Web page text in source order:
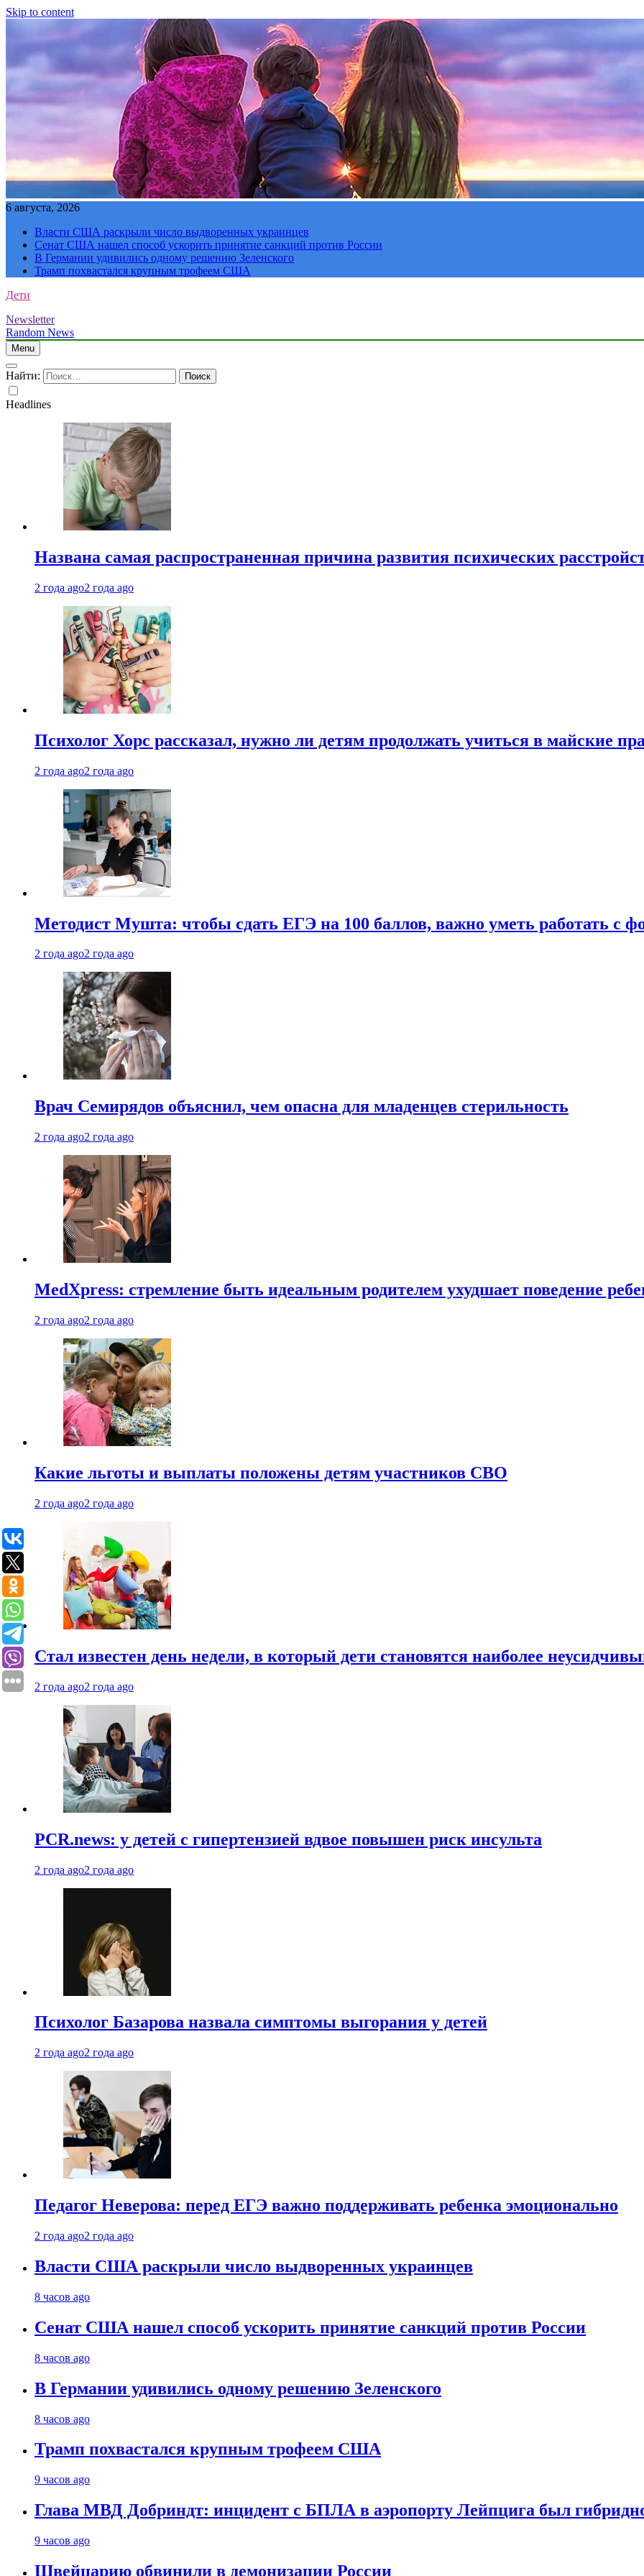
Skip to content
6 августа, 2026
Власти США раскрыли число выдворенных украинцев
Сенат США нашел способ ускорить принятие санкций против России
В Германии удивились одному решению Зеленского
Трамп похвастался крупным трофеем США
Дети
Newsletter
Random News
Menu
Найти:
Headlines
Названа самая распространенная причина развития психических
2 года ago2 года ago
Психолог Хорс рассказал, нужно ли детям продолжать учиться в майские
2 года ago2 года ago
Методист Мушта: чтобы сдать ЕГЭ на 100 баллов, важно уметь работать с
2 года ago2 года ago
Врач Семирядов объяснил, чем опасна для младенцев стерильность
2 года ago2 года ago
MedXpress: стремление быть идеальным родителем ухудшает поведение
2 года ago2 года ago
Какие льготы и выплаты положены детям участников СВО
2 года ago2 года ago
Стал известен день недели, в который дети становятся наиболее
2 года ago2 года ago
PCR.news: у детей с гипертензией вдвое повышен риск инсульта
2 года ago2 года ago
Психолог Базарова назвала симптомы выгорания у детей
2 года ago2 года ago
Педагог Неверова: перед ЕГЭ важно поддерживать ребенка эмоционально
2 года ago2 года ago
Власти США раскрыли число выдворенных украинцев
8 часов ago
Сенат США нашел способ ускорить принятие санкций против России
8 часов ago
В Германии удивились одному решению Зеленского
8 часов ago
Трамп похвастался крупным трофеем США
9 часов ago
Глава МВД Добриндт: инцидент с БПЛА в аэропорту Лейпцига был
9 часов ago
Швейцарию обвинили в демонизации России